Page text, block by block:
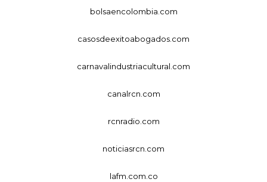
bolsaencolombia.com
casosdeexitoabogados.com
carnavalindustriacultural.com
canalrcn.com
rcnradio.com
noticiasrcn.com
lafm.com.co